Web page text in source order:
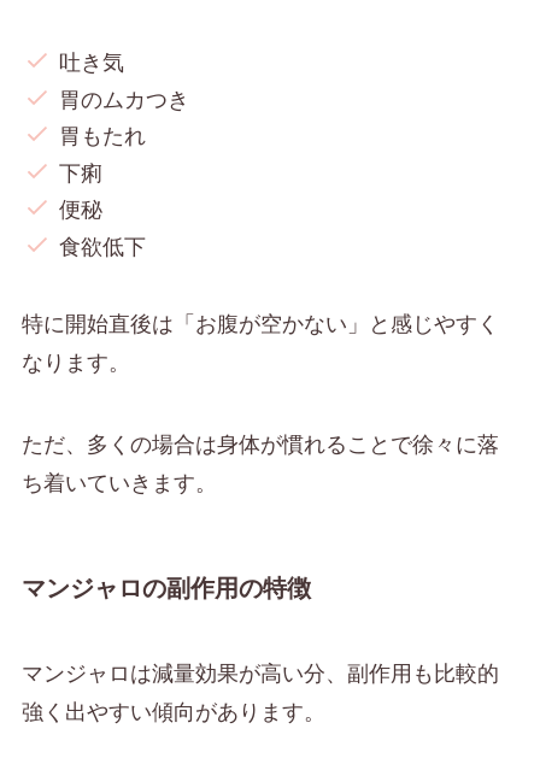
吐き気
胃のムカつき
胃もたれ
下痢
便秘
食欲低下
特に開始直後は「お腹が空かない」と感じやすく
なります。
ただ、多くの場合は身体が慣れることで徐々に落
ち着いていきます。
マンジャロの副作用の特徴
マンジャロは減量効果が高い分、副作用も比較的
強く出やすい傾向があります。